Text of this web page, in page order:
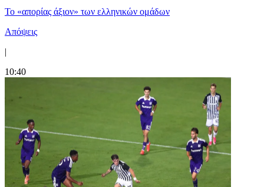
Το «απορίας άξιον» των ελληνικών ομάδων
Απόψεις
|
10:40